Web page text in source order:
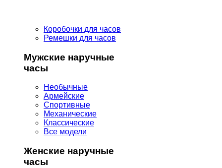
Коробочки для часов
Ремешки для часов
Мужские наручные
часы
Необычные
Армейские
Спортивные
Механические
Классические
Все модели
Женские наручные
часы